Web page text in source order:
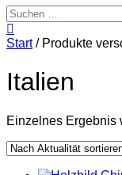
Suchen
nach:
Start/ Produkte
Italien
Einzelnes Ergebnis